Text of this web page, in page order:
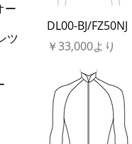
ー
ツ
DL00-BJ/FZ50NJ
￥33,000より
セール価格